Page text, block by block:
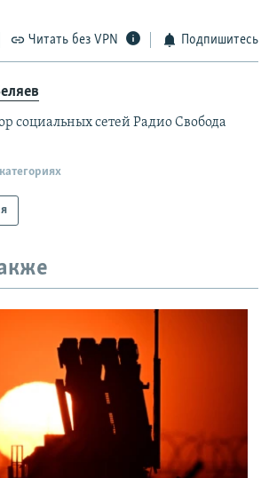
Читать без VPN Подпишитесь
социальных сетей Радио Свобода